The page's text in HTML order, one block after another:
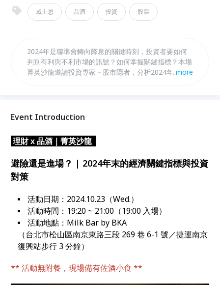
威士忌 品酒 投資 股票
2024年是聯準會轉向降息的關鍵時刻，投資者要如何
判別有利與不利市場的訊號？如何掌握關鍵指標？本場
菁英沙龍邀請投資專家－股市隱者，分析2024年末降
...more
Event Introduction
理財 x 品酒｜菁英沙龍
避險還是進場？ | 2024年末的經濟關鍵指標與投資
對策
活動日期：2024.10.23（Wed.）
活動時間：19:20 ~ 21:00（19:00 入場）
活動地點：Milk Bar by BKA
（台北市松山區南京東路三段 269 巷 6-1 號／捷運南京
復興站步行 3 分鐘）
** 活動無附餐，現場備有佐酒小食 **